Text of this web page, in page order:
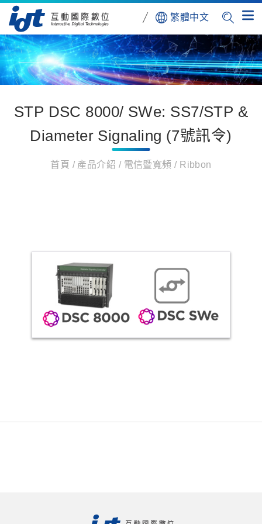
繁體中文
STP DSC 8000/ SWe: SS7/STP &
Diameter Signaling (7號訊令)
首頁 產品介紹 電信暨寬頻 Ribbon